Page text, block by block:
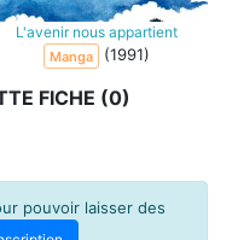
L'avenir nous appartient
Manga (1991)
FICHE (0)
pouvoir laisser des